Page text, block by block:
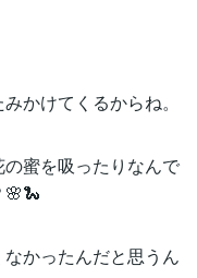
かけてくるからね。
蜜を吸ったりなんで
🌸🐍
かったんだと思うん